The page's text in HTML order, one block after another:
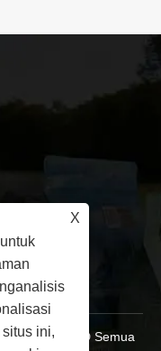
Co., LTD Semua
X
ini,